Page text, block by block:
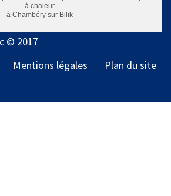
à chaleur
à Chambérysur Bilik
© 2017
Mentions légales
Plan du site